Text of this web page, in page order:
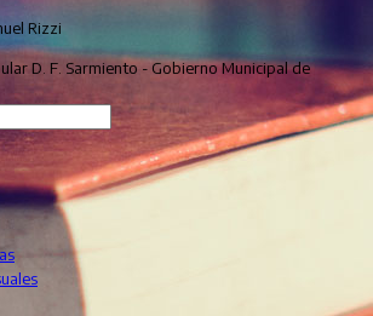
Rizzi
D. F. Sarmiento - Gobierno Municipal de